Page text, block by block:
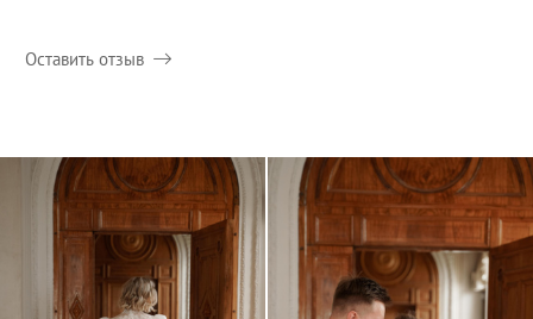
Оставить отзыв